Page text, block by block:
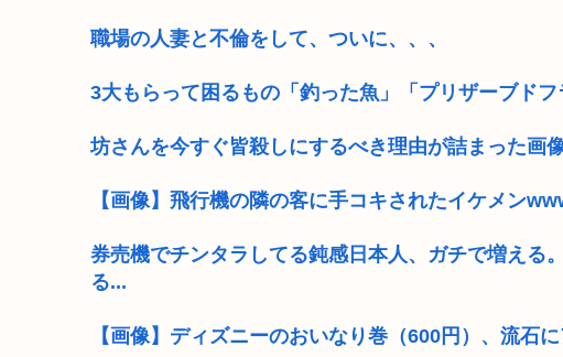
職場の人妻と不倫をして、ついに、、、
3大もらって困るもの「釣った魚」「プリザーブドフ
坊さんを今すぐ皆殺しにするべき理由が詰まった画
【画像】飛行機の隣の客に手コキされたイケメン
券売機でチンタラしてる鈍感日本人、ガチで増える
る...
【画像】ディズニーのおいなり巻（600円）、流石